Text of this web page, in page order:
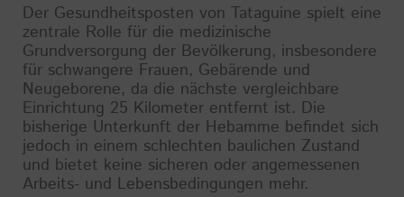
Der Gesundheitsposten von Tataguine spielt eine
zentrale Rolle für die medizinische
Grundversorgung der Bevölkerung, insbesondere
für schwangere Frauen, Gebärende und
Neugeborene, da die nächste vergleichbare
Einrichtung 25 Kilometer entfernt ist. Die
bisherige Unterkunft der Hebamme befindet sich
jedoch in einem schlechten baulichen Zustand
und bietet keine sicheren oder angemessenen
Arbeits- und Lebensbedingungen mehr.